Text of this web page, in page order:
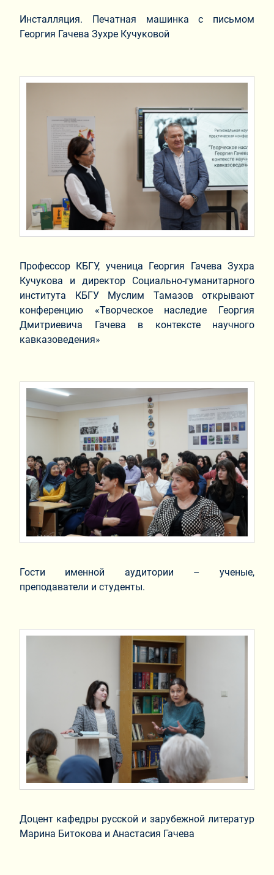
Инсталляция. Печатная машинка с письмом
Георгия Гачева Зухре Кучуковой
Профессор КБГУ, ученица Георгия Гачева Зухра
Кучукова и директор Социально-гуманитарного
института КБГУ Муслим Тамазов открывают
конференцию «Творческое наследие Георгия
Дмитриевича Гачева в контексте научного
кавказоведения»
Гости именной аудитории – ученые,
преподаватели и студенты.
Доцент кафедры русской и зарубежной литератур
Марина Битокова и Анастасия Гачева